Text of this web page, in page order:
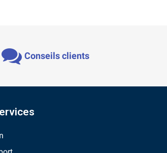
Conseils clients